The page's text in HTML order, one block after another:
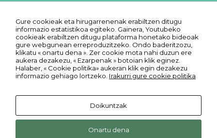
Ekonopolo. Ekonomia Sozial eta
Solidarioaren Poloa. Harrobia
Reas
Euskadi
Youtube
REAS
Lege oharra
Gure cookieak eta hirugarrenenak erabiltzen ditugu
informazio estatistikoa egiteko. Gainera, Youtubeko
cookieak erabiltzen ditugu plataforma honetako bideoak
gure webgunean erreproduzitzeko. Ondo baderitzozu,
klikatu « onartu dena ». Zer cookie mota nahi duzun ere
aukera dezakezu, « Ezarpenak » botoian klik eginez.
Halaber, « Cookie politika» aukeran klik egin dezakezu
informazio gehiago lortzeko. Irakurri gure cookie politika
Doikuntzak
Onartu dena